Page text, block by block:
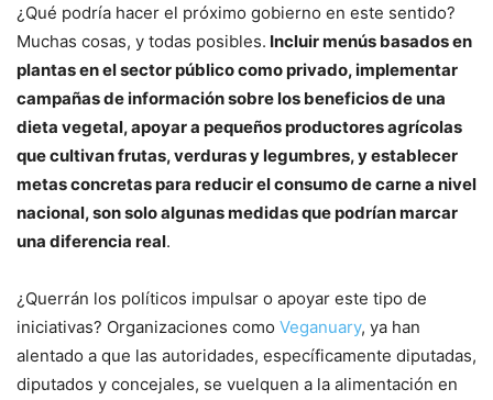
¿Qué podría hacer el próximo gobierno en este sentido?
Muchas cosas, y todas posibles. Incluir menús basados en
plantas en el sector público como privado, implementar
campañas de información sobre los beneficios de una
dieta vegetal, apoyar a pequeños productores agrícolas
que cultivan frutas, verduras y legumbres, y establecer
metas concretas para reducir el consumo de carne a nivel
nacional, son solo algunas medidas que podrían marcar
una diferencia real.
¿Querrán los políticos impulsar o apoyar este tipo de
iniciativas? Organizaciones como Veganuary, ya han
alentado a que las autoridades, específicamente diputadas,
diputados y concejales, se vuelquen a la alimentación en